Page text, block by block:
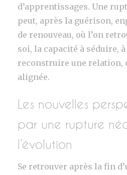
d’apprentissages. Une
peut, après la guérison,
de renouveau, où l’on
soi, la capacité à séduire,
reconstruire une relation,
alignée.
Les nouvelles
par une rupture
l’évolution
Se retrouver après la fin